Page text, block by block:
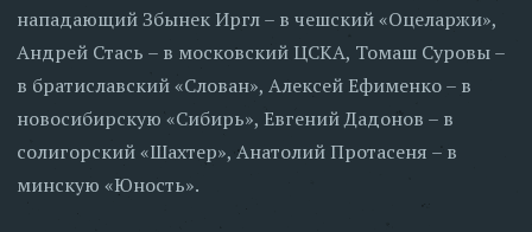
нападающий Збынек Иргл – в чешский «Оцеларжи»,
Андрей Стась – в московский ЦСКА, Томаш Суровы –
в братиславский «Слован», Алексей Ефименко – в
новосибирскую «Сибирь», Евгений Дадонов – в
солигорский «Шахтер», Анатолий Протасеня – в
минскую «Юность».